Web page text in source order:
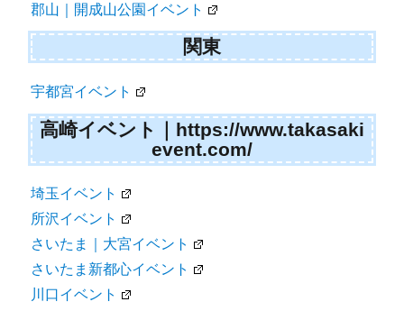
郡山｜開成山公園イベント
関東
宇都宮イベント
高崎イベント｜https://www.takasaki
event.com/
埼玉イベント
所沢イベント
さいたま｜大宮イベント
さいたま新都心イベント
川口イベント